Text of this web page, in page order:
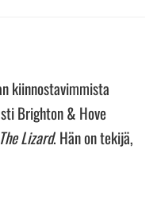
kiinnostavimmista
Brighton & Hove
The Lizard. Hän on tekijä,